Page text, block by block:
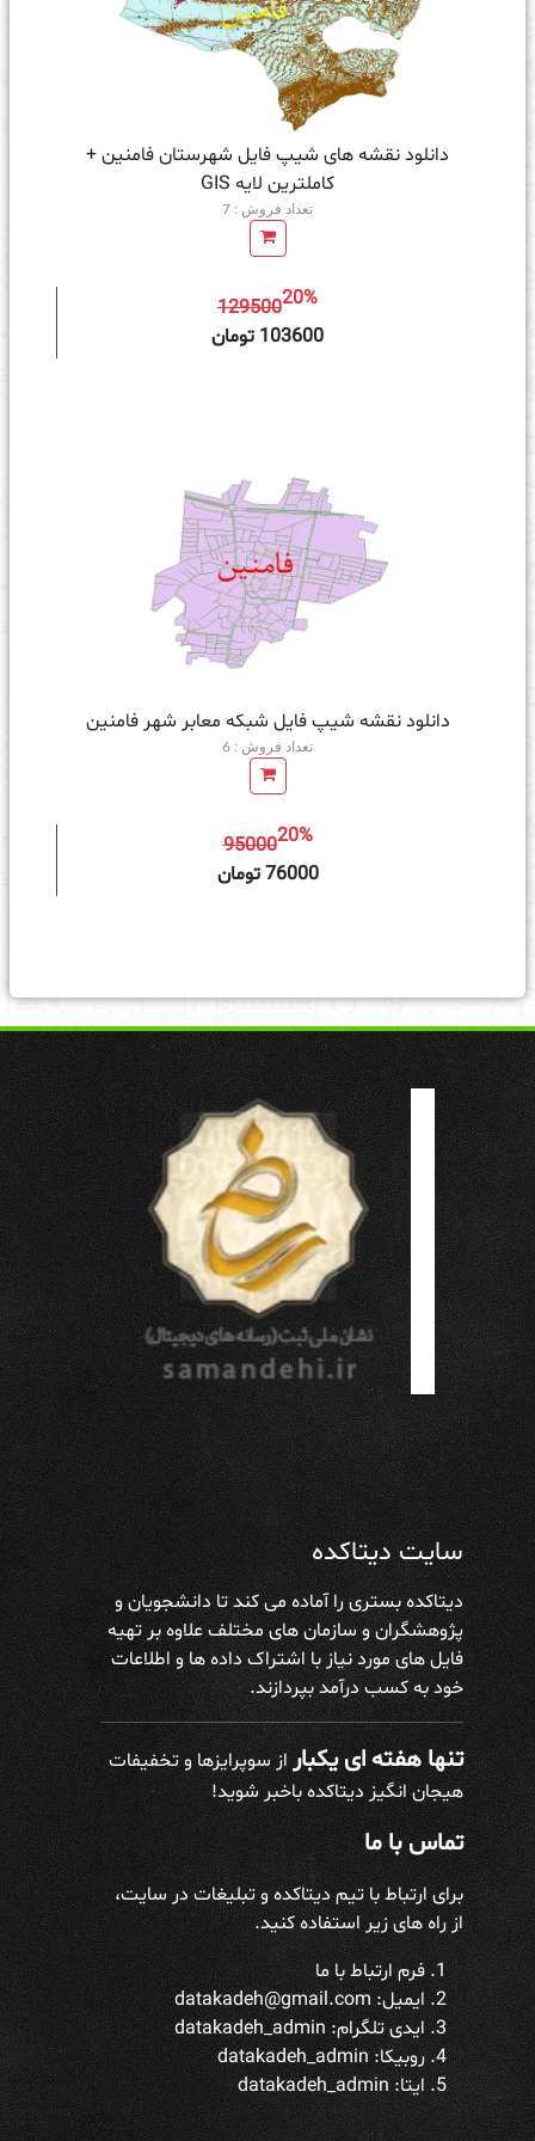
دانلود نقشه های شیپ فایل شهرستان فامنین +
کاملترین لایه GIS
تعداد فروش : 7
12950020%
103600 تومان
دانلود نقشه شیپ فایل شبکه معابر شهر فامنین
تعداد فروش : 6
9500020%
76000 تومان
سایت دیتاکده
دیتاکده بستری را آماده می کند تا دانشجویان و
پژوهشگران و سازمان های مختلف علاوه بر تهیه
فایل های مورد نیاز با اشتراک داده ها و اطلاعات
خود به کسب درآمد بپردازند.
تنها هفته ای یکباراز سوپرایزها و تخفیفات
هیجان انگیز دیتاکده باخبر شوید!
تماس با ما
برای ارتباط با تیم دیتاکده و تبلیغات در سایت،
از راه های زیر استفاده کنید.
فرم ارتباط با ما
ایمیل: datakadeh@gmail.com
ایدی تلگرام:datakadeh_admin
روبیکا: datakadeh_admin
ایتا: datakadeh_admin